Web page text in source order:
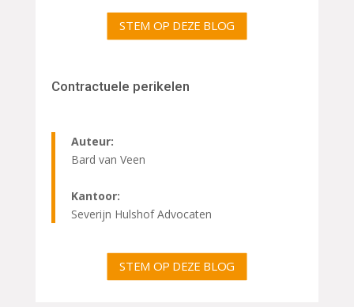
STEM OP DEZE BLOG
Contractuele perikelen
Auteur:
Bard van Veen
Kantoor:
Severijn Hulshof Advocaten
STEM OP DEZE BLOG